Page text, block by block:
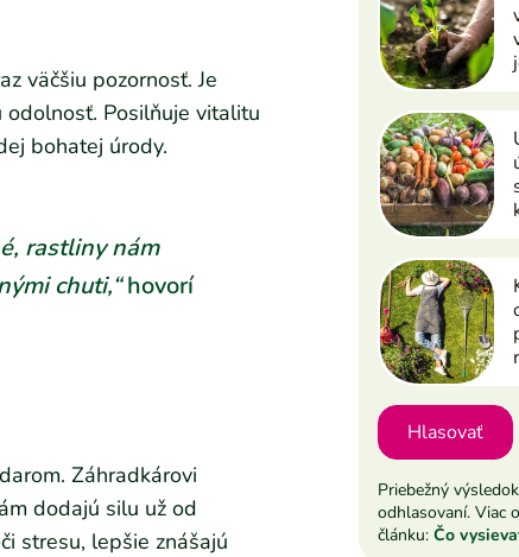
väčšiu pozornosť. Je
Posilňuje vitalitu
bohatej úrody.
rastliny nám
chuti,“hovorí
Záhradkárovi
dodajú silu už od
stresu, lepšie znášajú
Hlasovať
Priebežný
odhlasovaní. Viac
článku:Čo